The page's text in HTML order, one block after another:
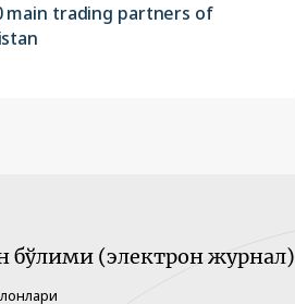
main trading partners of
(электрон журнал)